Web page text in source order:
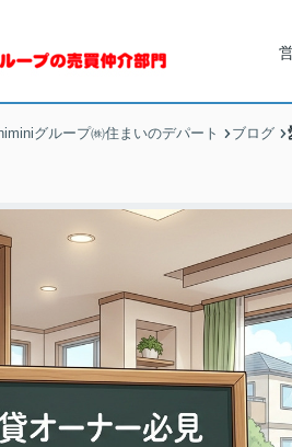
グループ㈱住まいのデパート ブログ